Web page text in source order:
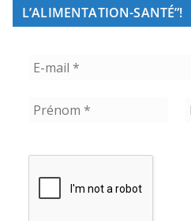
L’ALIMENTATION-SANTÉ”!